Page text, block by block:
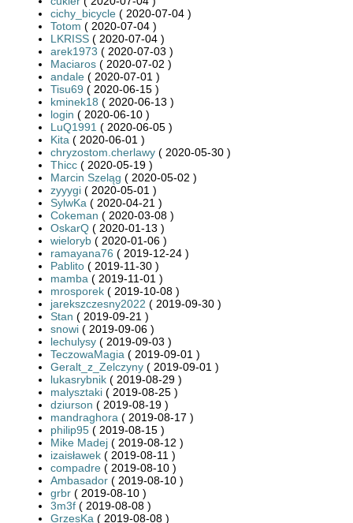
cichy_bicycle ( 2020-07-04 )
Totom ( 2020-07-04 )
LKRISS ( 2020-07-04 )
arek1973 ( 2020-07-03 )
Maciaros ( 2020-07-02 )
andale ( 2020-07-01 )
Tisu69 ( 2020-06-15 )
kminek18 ( 2020-06-13 )
login ( 2020-06-10 )
LuQ1991 ( 2020-06-05 )
Kita ( 2020-06-01 )
chryzostom.cherlawy ( 2020-05-30 )
Thicc ( 2020-05-19 )
Marcin Szeląg ( 2020-05-02 )
zyyygi ( 2020-05-01 )
SylwKa ( 2020-04-21 )
Cokeman ( 2020-03-08 )
OskarQ ( 2020-01-13 )
wieloryb ( 2020-01-06 )
ramayana76 ( 2019-12-24 )
Pablito ( 2019-11-30 )
mamba ( 2019-11-01 )
mrosporek ( 2019-10-08 )
jarekszczesny2022 ( 2019-09-30 )
Stan ( 2019-09-21 )
snowi ( 2019-09-06 )
lechulysy ( 2019-09-03 )
TeczowaMagia ( 2019-09-01 )
Geralt_z_Zelczyny ( 2019-09-01 )
lukasrybnik ( 2019-08-29 )
malysztaki ( 2019-08-25 )
dziurson ( 2019-08-19 )
mandraghora ( 2019-08-17 )
philip95 ( 2019-08-15 )
Mike Madej ( 2019-08-12 )
izaisławek ( 2019-08-11 )
compadre ( 2019-08-10 )
Ambasador ( 2019-08-10 )
grbr ( 2019-08-10 )
3m3f ( 2019-08-08 )
GrzesKa ( 2019-08-08 )